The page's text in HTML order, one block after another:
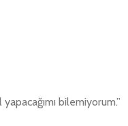
bilemiyorum.”